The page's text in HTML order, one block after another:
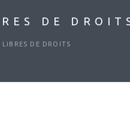
DE
LIBRES DE DROITS